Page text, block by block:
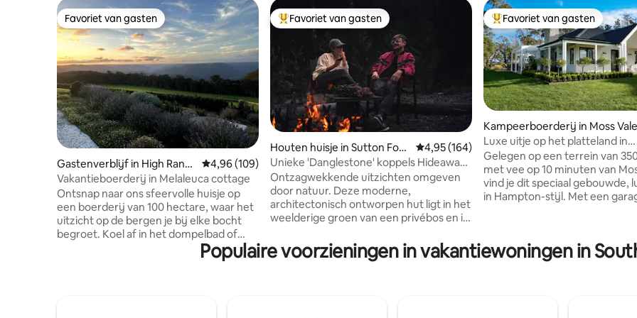
Favoriet van gasten
Favoriet van gasten
Gastenverblijf in High Rang
e
Gemiddelde beoordeling van 4,96 uit 5, 109 recensies
4,96 (109)
Vakantieboerderij in Melaleuca cottage
Ontsnap naar ons sfeervolle huisje op
een boerderij van 100 hectare, waar het
uitzicht op de bergen je bij elke bocht
begroet. Koel af in het dompelbad of
geniet van het houtgestookte
bubbelbad onder de sterrenhemel. Als
Topfavoriet van gasten
Favoriet van gasten
Houten huisje in Sutton Fore
st
Gemiddelde beoordeling van 4,95 uit 5, 164
4,95 (164)
Unieke 'Danglestone' koppels Hideaway
in het bos
Ontzagwekkende uitzichten omgeven
door natuur. Deze moderne,
architectonisch ontworpen hut ligt in het
weelderige groen van een privébos en is
verwarmde vloer en binnengashaard
ben je het hele jaar door lekker warm.
Topfavoriet van gasten
Favoriet van gasten
Kampeerboerderij in Moss Vale
Luxe uitje op het platteland in
Colyersdale Cottage
Gelegen op een terrein van
met vee op 10 minuten van
vind je dit speciaal gebouwde,
in Hampton-stijl. Met een
inloopjas en een eigen
airconditioning, een volledig
Populaire voorzieningen in vakantiewoningen in